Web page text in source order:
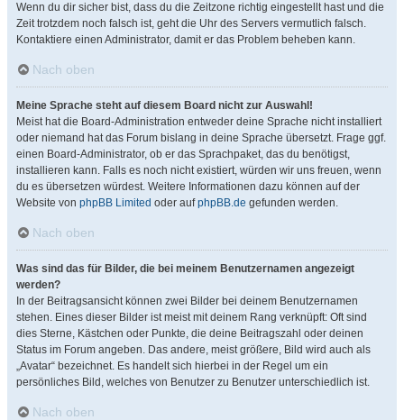
Wenn du dir sicher bist, dass du die Zeitzone richtig eingestellt hast und die
Zeit trotzdem noch falsch ist, geht die Uhr des Servers vermutlich falsch.
Kontaktiere einen Administrator, damit er das Problem beheben kann.
Nach oben
Meine Sprache steht auf diesem Board nicht zur Auswahl!
Meist hat die Board-Administration entweder deine Sprache nicht installiert
oder niemand hat das Forum bislang in deine Sprache übersetzt. Frage ggf.
einen Board-Administrator, ob er das Sprachpaket, das du benötigst,
installieren kann. Falls es noch nicht existiert, würden wir uns freuen, wenn
du es übersetzen würdest. Weitere Informationen dazu können auf der
Website von phpBB Limited oder aufphpBB.de gefunden werden.
Nach oben
Was sind das für Bilder, die bei meinem Benutzernamen angezeigt
werden?
In der Beitragsansicht können zwei Bilder bei deinem Benutzernamen
stehen. Eines dieser Bilder ist meist mit deinem Rang verknüpft: Oft sind
dies Sterne, Kästchen oder Punkte, die deine Beitragszahl oder deinen
Status im Forum angeben. Das andere, meist größere, Bild wird auch als
„Avatar“ bezeichnet. Es handelt sich hierbei in der Regel um ein
persönliches Bild, welches von Benutzer zu Benutzer unterschiedlich ist.
Nach oben